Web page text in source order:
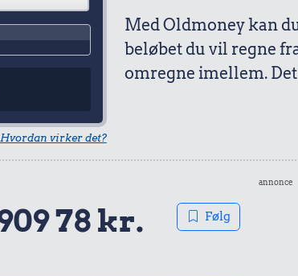
Hvordan virker det?
Med Oldmoney kan
beløbet du vil regne
omregne imellem.
78 kr.
Følg
annonce